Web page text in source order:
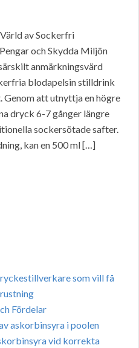
av Sockerfri
och Skydda Miljön
anmärkningsvärd
blodapelsin stilldrink
att utnyttja en högre
dryck 6-7 gånger längre
sockersötade safter.
kan en 500 ml […]
som vill få
Fördelar
askorbinsyra i poolen
vid korrekta